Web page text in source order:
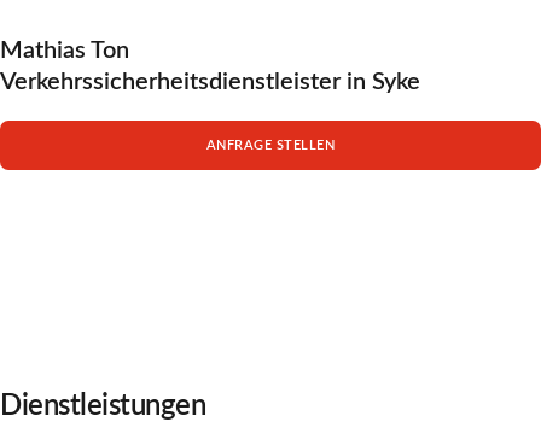
Mathias Ton
Verkehrssicherheitsdienstleister in Syke
ANFRAGE STELLEN
Dienstleistungen